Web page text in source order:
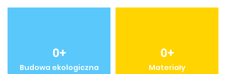
0+
Budowa ekologiczna
0+
Materiały